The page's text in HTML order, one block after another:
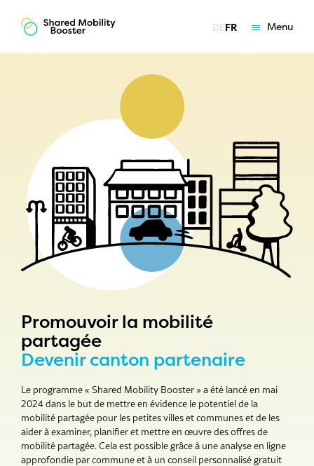
DEFR Menu
Qui nous sommes
Equipe & mission
Références
Devenir canton partenaire
Promouvoir la mobilité
partagée
Devenir canton partenaire
Le programme « Shared Mobility Booster » a été lancé en mai
2024 dans le but de mettre en évidence le potentiel de la
mobilité partagée pour les petites villes et communes et de les
aider à examiner, planifier et mettre en œuvre des offres de
mobilité partagée. Cela est possible grâce à une analyse en ligne
approfondie par commune et à un conseil personnalisé gratuit